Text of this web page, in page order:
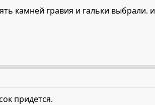
камней гравия и гальки выбрали. и
придется.